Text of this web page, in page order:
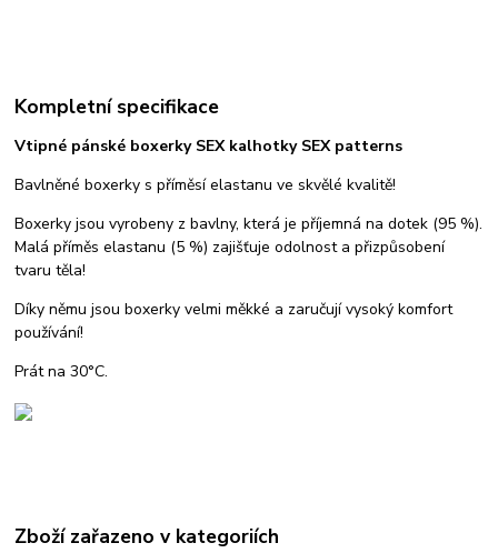
Kompletní specifikace
Vtipné pánské boxerky SEX kalhotky SEX patterns
Bavlněné boxerky s příměsí elastanu ve skvělé kvalitě!
Boxerky jsou vyrobeny z bavlny, která je příjemná na dotek (95 %).
Malá příměs elastanu (5 %) zajišťuje odolnost a přizpůsobení
tvaru těla!
Díky němu jsou boxerky velmi měkké a zaručují vysoký komfort
používání!
Prát na 30°C.
Zboží zařazeno v kategoriích